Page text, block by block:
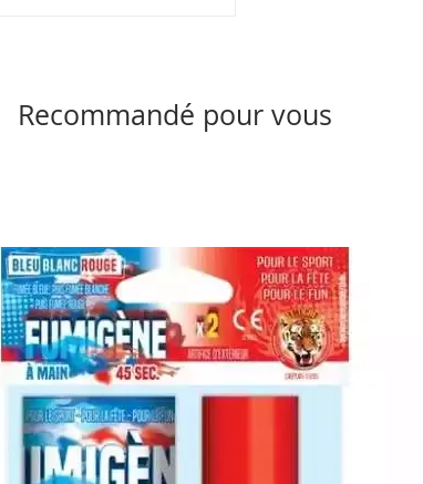
Recommandé pour vous